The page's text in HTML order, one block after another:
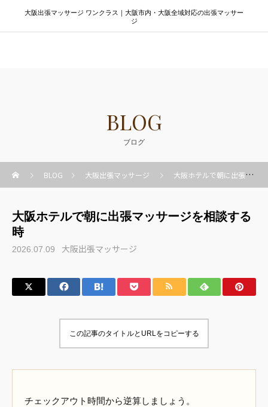
大阪出張マッサージ ワンクラス｜大阪市内・大阪全域対応の出張マッサー
ジ
BLOG
ブログ
BLOG 大阪出張マッサージ 大阪ホテルで朝に出張マッサージを相談する時
大阪ホテルで朝に出張マッサージを相談する
時
2026.07.09 大阪出張マッサージ
この記事のタイトルとURLをコピーする
チェックアウト時間から逆算しましょう。